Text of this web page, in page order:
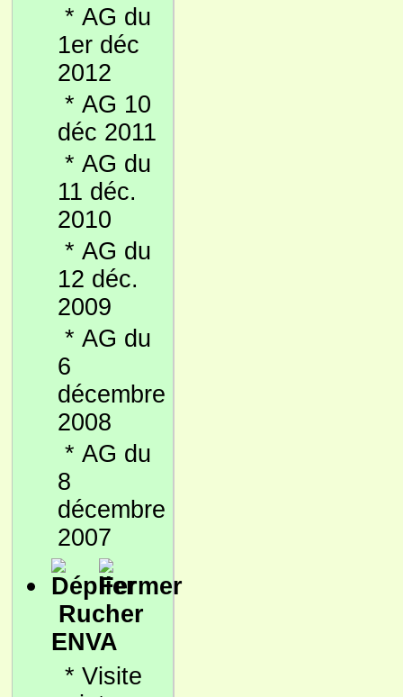
* AG du
1er déc
2012
* AG 10
déc 2011
* AG du
11 déc.
2010
* AG du
12 déc.
2009
* AG du
6
décembre
2008
* AG du
8
décembre
2007
Rucher
ENVA
* Visite